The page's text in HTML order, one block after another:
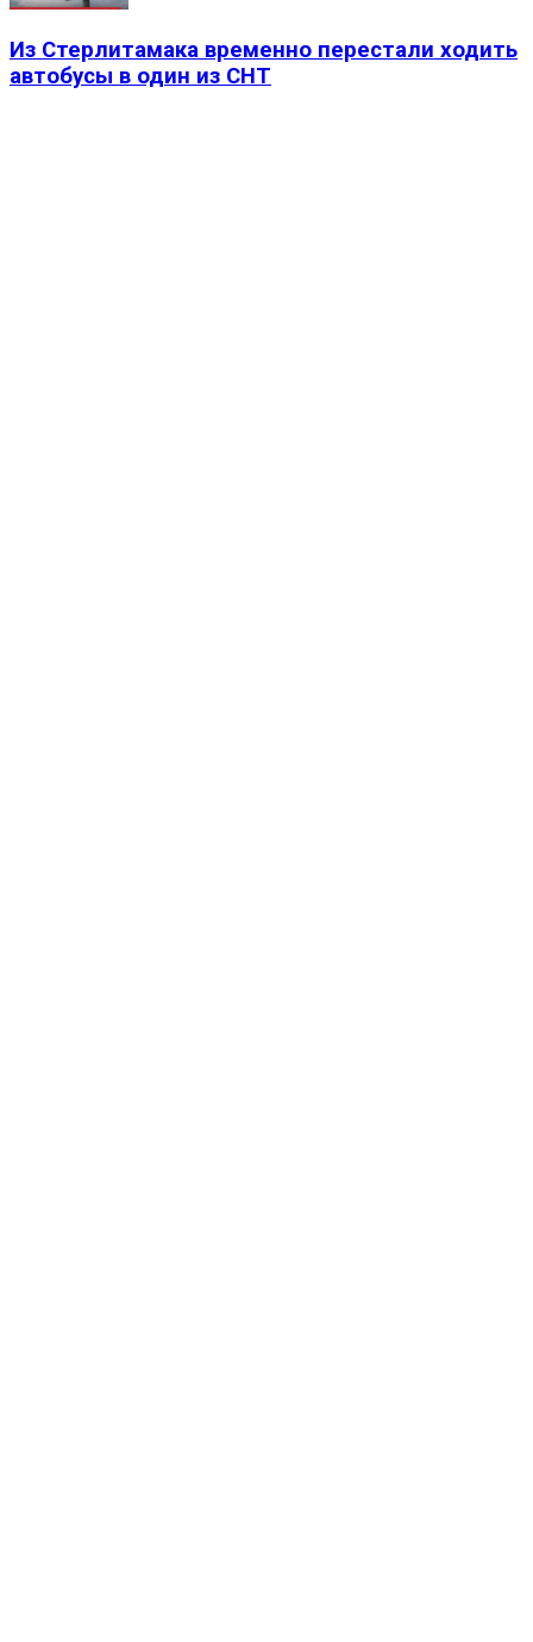
Из Стерлитамака временно перестали ходить
автобусы в один из СНТ